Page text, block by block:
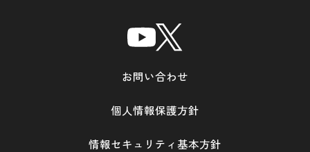
お問い合わせ
個人情報保護方針
情報セキュリティ基本方針